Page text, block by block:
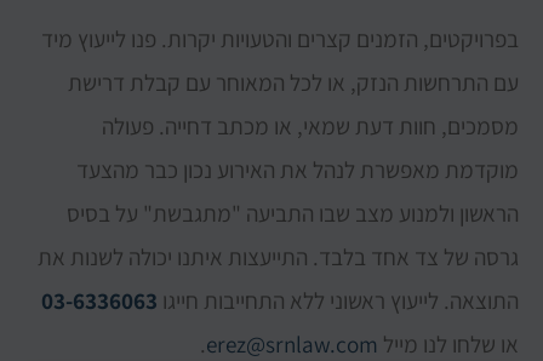
בפרויקטים, הזמנים קצרים והטעויות יקרות. פנו לייעוץ מיד
עם התרחשות הנזק, או לכל המאוחר עם קבלת דרישת
מסמכים, חוות דעת שמאי, או מכתב דחייה. פעולה
מוקדמת מאפשרת לנהל את האירוע נכון כבר מהצעד
הראשון ולמנוע מצב שבו התביעה "מתגבשת" על בסיס
גרסה של צד אחד בלבד. התייעצות איתנו יכולה לשנות את
התוצאה. לייעוץ ראשוני ללא התחייבות חייגו 03-6336063
או שלחו לנו מייל erez@srnlaw.com
.